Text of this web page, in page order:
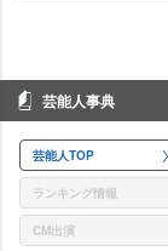
芸能人事典
芸能人TOP
ランキング情報
CM出演